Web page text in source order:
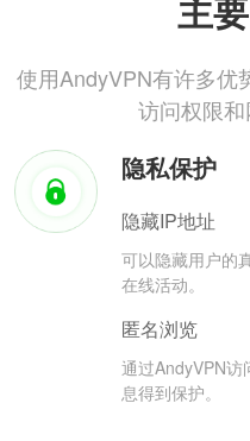
主
使用AndyVPN有许多优
访问权限
隐私保护
隐藏IP地址
可以隐藏用户的
在线活动。
匿名浏览
通过AndyVPN
息得到保护。